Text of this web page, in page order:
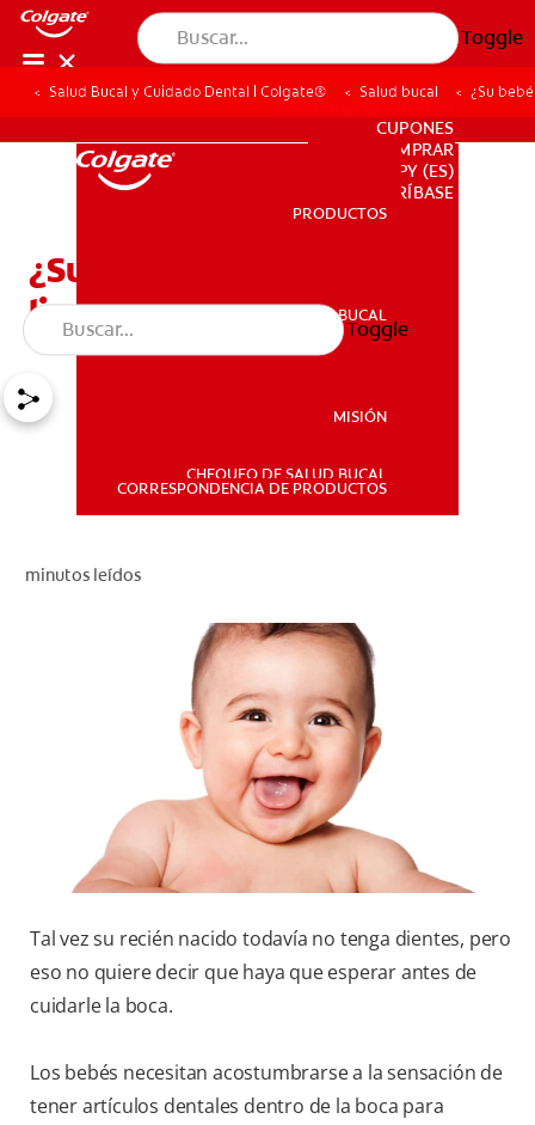
Toggle
PRODUCTOS
SALUD BUCAL
PARA PROFESIONALES
PARA PROFESIONALES
CUPONES
DONDE COMPRAR
PY (ES)
SUSCRÍBASE
PRODUCTOS
SALUD BUCAL
MISIÓN
CHEQUEO DE SALUD BUCAL
CORRESPONDENCIA DE PRODUCTOS
Toggle
Salud Bucal y Cuidado Dental | Colgate® Salud bucal ¿Su
¿Su bebé necesita un
limpiador de lengua?
minutos leídos
Tal vez su recién nacido todavía no tenga dientes, pero
eso no quiere decir que haya que esperar antes de
cuidarle la boca.
Los bebés necesitan acostumbrarse a la sensación de
tener artículos dentales dentro de la boca para